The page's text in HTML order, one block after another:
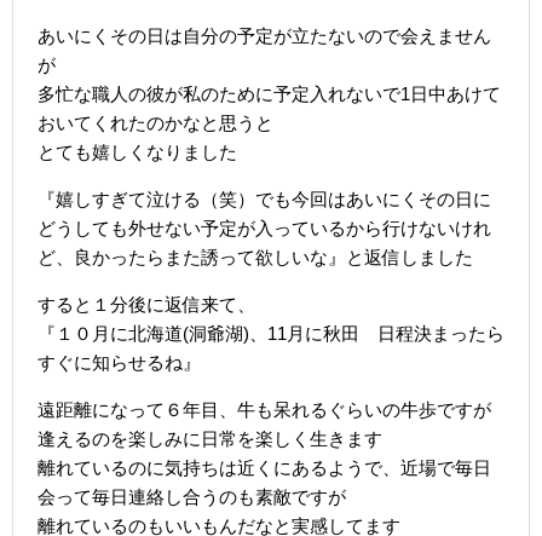
あいにくその日は自分の予定が立たないので会えません
が
多忙な職人の彼が私のために予定入れないで1日中あけて
おいてくれたのかなと思うと
とても嬉しくなりました
『嬉しすぎて泣ける（笑）でも今回はあいにくその日に
どうしても外せない予定が入っているから行けないけれ
ど、良かったらまた誘って欲しいな』と返信しました
すると１分後に返信来て、
『１０月に北海道(洞爺湖)、11月に秋田 日程決まったら
すぐに知らせるね』
遠距離になって６年目、牛も呆れるぐらいの牛歩ですが
逢えるのを楽しみに日常を楽しく生きます
離れているのに気持ちは近くにあるようで、近場で毎日
会って毎日連絡し合うのも素敵ですが
離れているのもいいもんだなと実感してます